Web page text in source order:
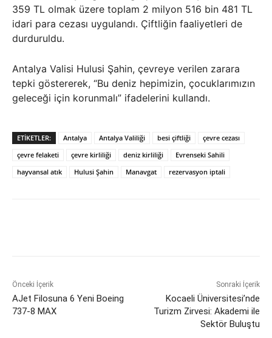
359 TL olmak üzere toplam 2 milyon 516 bin 481 TL
idari para cezası uygulandı. Çiftliğin faaliyetleri de
durduruldu.
Antalya Valisi Hulusi Şahin, çevreye verilen zarara
tepki göstererek, “Bu deniz hepimizin, çocuklarımızın
geleceği için korunmalı” ifadelerini kullandı.
ETIKETLER: Antalya Antalya Valiliği besi çiftliği
çevre cezası
çevre felaketi
çevre kirliliği deniz kirliliği
Evrenseki Sahili
hayvansal atık
Hulusi Şahin Manavgat rezervasyon iptali
Önceki İçerik
AJet Filosuna 6 Yeni Boeing
737-8 MAX
Sonraki İçerik
Kocaeli Üniversitesi’nde
Turizm Zirvesi: Akademi ile
Sektör Buluştu